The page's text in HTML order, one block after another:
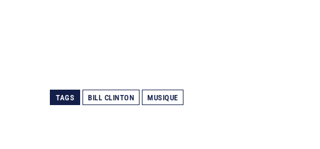
TAGS BILL CLINTON MUSIQUE